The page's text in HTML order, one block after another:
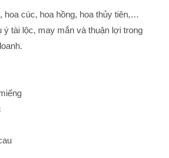
hoa cúc, hoa hồng, hoa thủy tiên,…
ý tài lộc, may mắn và thuận lợi trong